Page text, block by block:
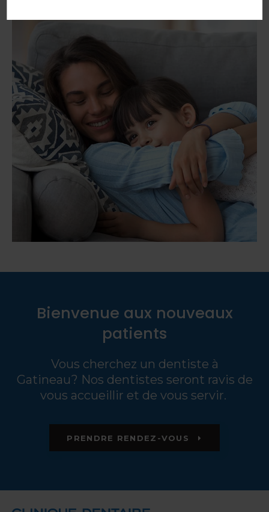
Bienvenue aux nouveaux
patients
Vous cherchez un dentiste à
Gatineau? Nos dentistes seront ravis de
vous accueillir et de vous servir.
PRENDRE RENDEZ-VOUS